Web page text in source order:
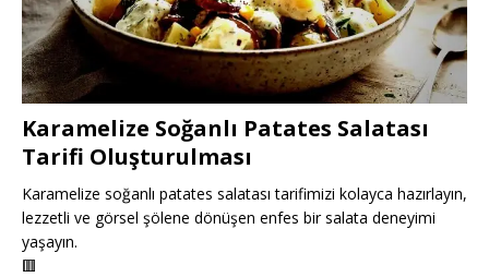
Karamelize Soğanlı Patates Salatası
Tarifi Oluşturulması
Karamelize soğanlı patates salatası tarifimizi kolayca hazırlayın,
lezzetli ve görsel şölene dönüşen enfes bir salata deneyimi
yaşayın.
🟥